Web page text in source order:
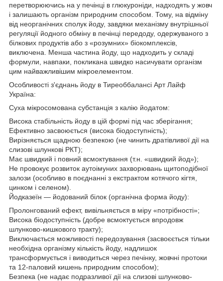
перетворюючись на у печінці в глюкуроніди, надходять у жовч
і залишають організм природним способом. Тому, на відміну
від неорганічних сполук йоду, завдяки механізму внутрішньої
регуляції йодного обміну в печінці передоду, одержуваного з
білкових продуктів або з «розумних» біокомплексів,
виключена. Менша частина йоду, що надходить у складі
формули, навпаки, покликана швидко насичувати організм
цим найважливішим мікроелементом.
Особливості з'єднань йоду в Тиреоббалансі Арт Лайф
Україна:
Суха мікросомована субстанція з калію йодатом:
Висока стабільність йоду в цій формі під час зберігання;
Ефективно засвоюється (висока біодоступність);
Вирізняється щадною безпекою (не чинить дратівливої дії на
слизові шлункові РКТ);
Має швидкий і повний всмоктування (т.н. «швидкий йод»);
Не провокує розвиток аутоімуних захворювань щитоподібної
залози (особливо в поєднанні з екстрактом котячого кігтя,
цинком і селеном).
Йодказеїн — йодований білок (органічна форма йоду):
Пролонгований ефект, вивільняється в міру «потрібності»;
Висока біодоступність (добре всмоктується впродовж
шлунково-кишкового тракту);
Виключається можливості передозування (засвоєється тільки
необхідна організму кількість йоду, надлишок
трансформується і виводиться через печінку, жовчні протоки
та 12-паловий кишень природним способом);
Безпека (не надає подразливої дії на слизові шлунково-